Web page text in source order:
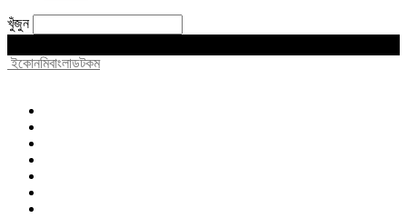
খুঁজুন
ইকোনমিবাংলাডটকম